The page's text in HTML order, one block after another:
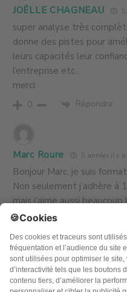
JOËLLE CHAGNEAU
super analyse très
donne des pistes pour
leurs capacités leur
l’entreprise etc..
merci
0 Répondre
Marc Roure 5 années il y a
Bonjour Marc, je suis
Non seulement j’adhère à
mais j’aime aussi
directe dont vous le dites.
0 Répondre